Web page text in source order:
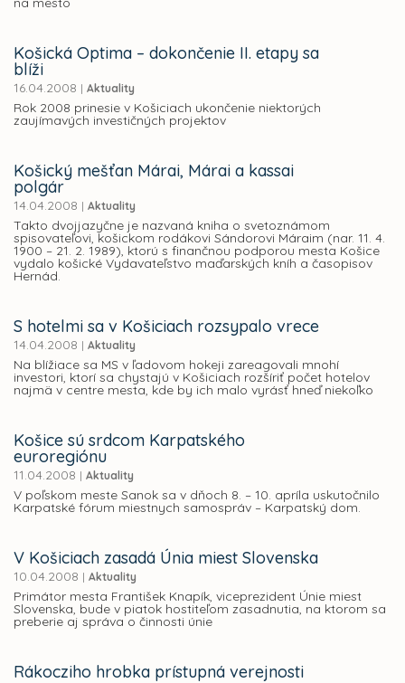
Košická Optima – dokončenie II. etapy sa
blíži
16.04.2008 | Aktuality
Rok 2008 prinesie v Košiciach ukončenie niektorých
zaujímavých investičných projektov
Košický mešťan Márai, Márai a kassai
polgár
14.04.2008 | Aktuality
Takto dvojjazyčne je nazvaná kniha o svetoznámom
spisovateľovi, košickom rodákovi Sándorovi Máraim (nar. 11. 4.
1900 – 21. 2. 1989), ktorú s finančnou podporou mesta Košice
vydalo košické Vydavateľstvo maďarských kníh a časopisov
Hernád.
S hotelmi sa v Košiciach rozsypalo vrece
14.04.2008 | Aktuality
Na blížiace sa MS v ľadovom hokeji zareagovali mnohí
investori, ktorí sa chystajú v Košiciach rozšíriť počet hotelov
najmä v centre mesta, kde by ich malo vyrásť hneď niekoľko
Košice sú srdcom Karpatského
euroregiónu
11.04.2008 | Aktuality
V poľskom meste Sanok sa v dňoch 8. – 10. apríla uskutočnilo
Karpatské fórum miestnych samospráv – Karpatský dom.
V Košiciach zasadá Únia miest Slovenska
10.04.2008 | Aktuality
Primátor mesta František Knapík, viceprezident Únie miest
Slovenska, bude v piatok hostiteľom zasadnutia, na ktorom sa
preberie aj správa o činnosti únie
Rákocziho hrobka prístupná verejnosti